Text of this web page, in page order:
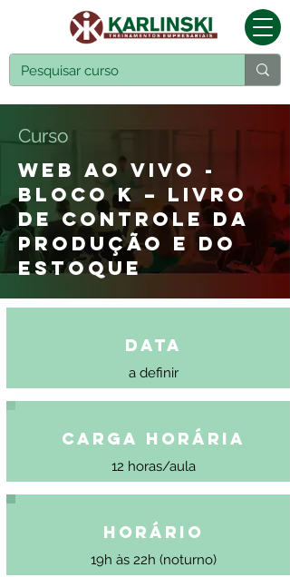
Curso
WEB AO VIVO -
BLOCO K – LIVRO
DE CONTROLE DA
PRODUÇÃO E DO
ESTOQUE
Data
a definir
Carga Horária
12 horas/aula
Horário
19h às 22h (noturno)